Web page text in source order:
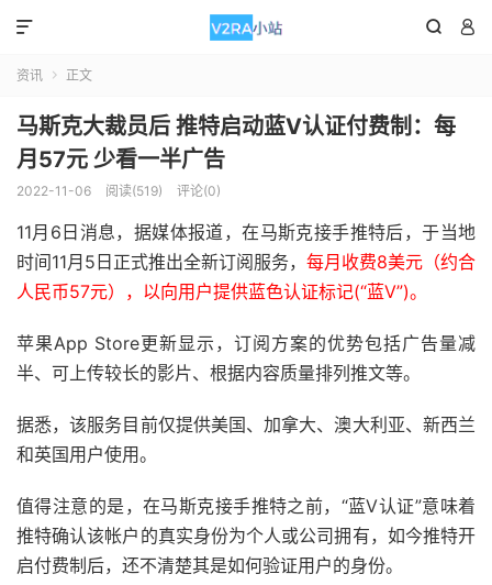
 

资讯  正文
马斯克大裁员后 推特启动蓝V认证付费制：每
月57元 少看一半广告
2022-11-06 阅读(519) 评论(0)
11月6日消息，据媒体报道，在马斯克接手推特后，于当地
时间11月5日正式推出全新订阅服务， 每月收费8美元（约合
人民币57元），以向用户提供蓝色认证标记(“蓝V”)。
苹果App Store更新显示，订阅方案的优势包括广告量减
半、可上传较长的影片、根据内容质量排列推文等。
据悉，该服务目前仅提供美国、加拿大、澳大利亚、新西兰
和英国用户使用。
值得注意的是，在马斯克接手推特之前，“蓝V认证”意味着
推特确认该帐户的真实身份为个人或公司拥有，如今推特开
启付费制后，还不清楚其是如何验证用户的身份。